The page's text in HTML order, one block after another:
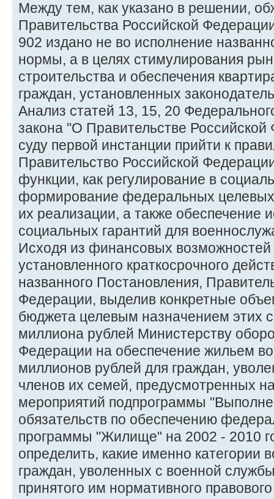
Между тем, как указано в решении,
Правительства Российской
902 издано не во исполнение
нормы, а в целях стимулирования
строительства и обеспечения
граждан, установленных
Анализ статей 13, 15, 20
закона "О Правительстве
суду первой инстанции прийти к
Правительство Российской
функции, как регулирование в
формирование федеральных
их реализации, а также обеспечение
социальных гарантий для
Исходя из финансовых возможностей
установленного краткосрочного
названного Постановления,
Федерации, выделив конкретные
бюджета целевым назначением этих
миллиона рублей Министерству
Федерации на обеспечение жильем
миллионов рублей для граждан,
членов их семей, предусмотренных
мероприятий подпрограммы
обязательств по обеспечению
программы "Жилище" на 2002 - 2010
определить, какие именно категории
граждан, уволенных с военной
принятого им нормативного